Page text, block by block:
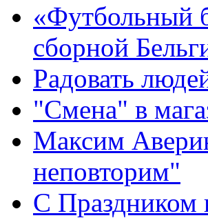
«Футбольный
сборной
Радовать
"Смена" в
Максим
неповторим"
С Праздником